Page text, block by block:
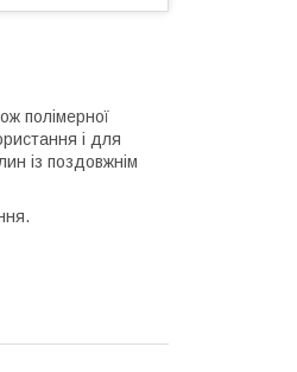
полімерної
і для
із поздовжнім